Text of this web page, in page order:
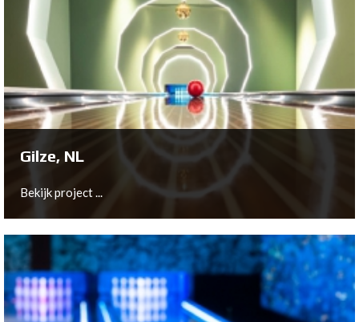
Gilze, NL
Bekijk project ...